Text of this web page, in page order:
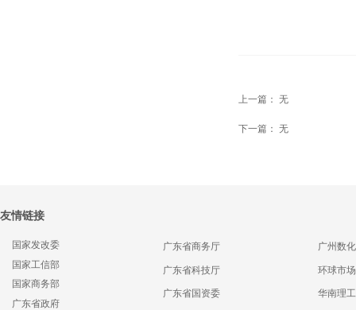
上一篇： 无
下一篇： 无
友情链接
国家发改委
国家工信部
国家商务部
广东省政府
广东省商务厅
广东省科技厅
广东省国资委
广州数
环球市
华南理